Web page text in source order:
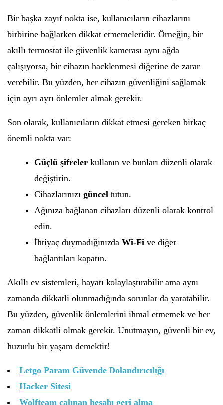
Bir başka zayıf nokta ise, kullanıcıların cihazlarını
birbirine bağlarken dikkat etmemeleridir. Örneğin, bir
akıllı termostat ile güvenlik kamerası aynı ağda
çalışıyorsa, bir cihazın hacklenmesi diğerine de zarar
verebilir. Bu yüzden, her cihazın güvenliğini sağlamak
için ayrı ayrı önlemler almak gerekir.
Son olarak, kullanıcıların dikkat etmesi gereken birkaç
önemli nokta var:
Güçlü şifreler kullanın ve bunları düzenli olarak
değiştirin.
Cihazlarınızı güncel tutun.
Ağınıza bağlanan cihazları düzenli olarak kontrol
edin.
İhtiyaç duymadığınızda Wi-Fi ve diğer
bağlantıları kapatın.
Akıllı ev sistemleri, hayatı kolaylaştırabilir ama aynı
zamanda dikkatli olunmadığında sorunlar da yaratabilir.
Bu yüzden, güvenlik önlemlerini ihmal etmemek ve her
zaman dikkatli olmak gerekir. Unutmayın, güvenli bir ev,
huzurlu bir yaşam demektir!
Letgo Param Güvende Dolandırıcılığı
Hacker Sitesi
Wolfteam çalınan hesabı geri alma